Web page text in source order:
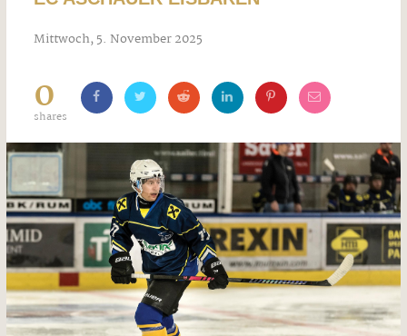
Mittwoch, 5. November 2025
0
shares